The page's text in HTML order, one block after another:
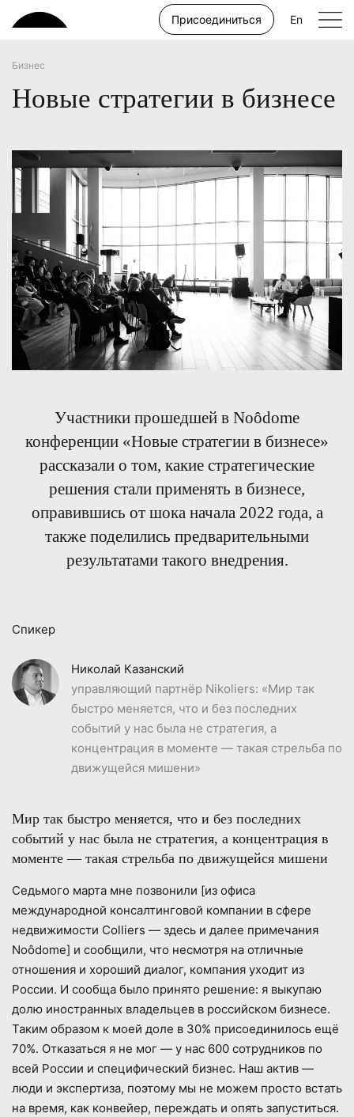
Присоединиться En
Бизнес
Новые стратегии в бизнесе
Участники прошедшей в Noôdome
конференции «Новые стратегии в бизнесе»
рассказали о том, какие стратегические
решения стали применять в бизнесе,
оправившись от шока начала 2022 года, а
также поделились предварительными
результатами такого внедрения.
Спикер
Николай Казанский
управляющий партнёр Nikoliers: «Мир так
быстро меняется, что и без последних
событий у нас была не стратегия, а
концентрация в моменте — такая стрельба по
движущейся мишени»
Мир так быстро меняется, что и без последних
событий у нас была не стратегия, а концентрация в
моменте — такая стрельба по движущейся мишени
Седьмого марта мне позвонили [из офиса
международной консалтинговой компании в сфере
недвижимости Colliers — здесь и далее примечания
Noôdome] и сообщили, что несмотря на отличные
отношения и хороший диалог, компания уходит из
России. И сообща было принято решение: я выкупаю
долю иностранных владельцев в российском бизнесе.
Таким образом к моей доле в 30% присоединилось ещё
70%. Отказаться я не мог — у нас 600 сотрудников по
всей России и специфический бизнес. Наш актив —
люди и экспертиза, поэтому мы не можем просто встать
на время, как конвейер, переждать и опять запуститься.